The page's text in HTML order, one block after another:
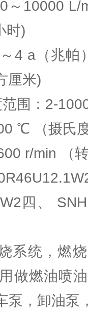
10～
时)
4 a（兆
厘米)
范围：2-
℃ （摄氏
r/min （
四、
系统，燃
做燃油喷
泵，卸油泵